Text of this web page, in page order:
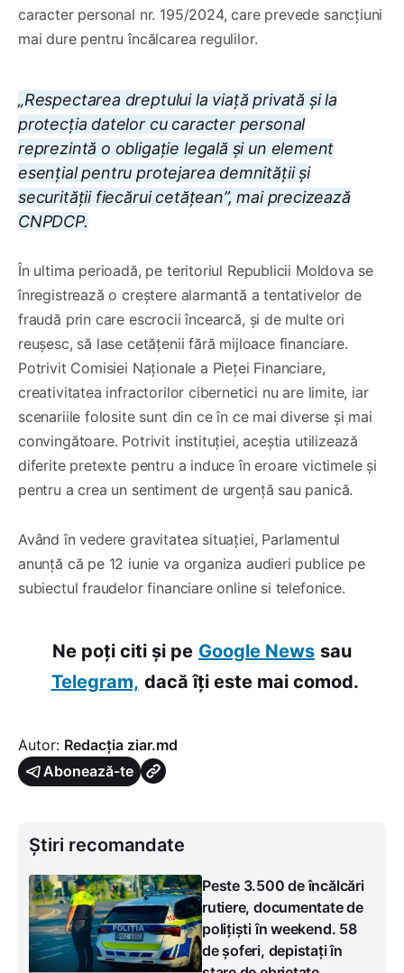
caracter personal nr. 195/2024, care prevede sancțiuni
mai dure pentru încălcarea regulilor.
„Respectarea dreptului la viață privată și la
protecția datelor cu caracter personal
reprezintă o obligație legală și un element
esențial pentru protejarea demnității și
securității fiecărui cetățean”, mai precizează
CNPDCP.
În ultima perioadă, pe teritoriul Republicii Moldova se
înregistrează o creștere alarmantă a tentativelor de
fraudă prin care escrocii încearcă, și de multe ori
reușesc, să lase cetățenii fără mijloace financiare.
Potrivit Comisiei Naționale a Pieței Financiare,
creativitatea infractorilor cibernetici nu are limite, iar
scenariile folosite sunt din ce în ce mai diverse și mai
convingătoare. Potrivit instituției, aceștia utilizează
diferite pretexte pentru a induce în eroare victimele și
pentru a crea un sentiment de urgență sau panică.
Având în vedere gravitatea situației, Parlamentul
anunță că pe 12 iunie va organiza audieri publice pe
subiectul fraudelor financiare online si telefonice.
Ne poți citi și pe Google News sau
Telegram, dacă îți este mai comod.
Autor: Redacția ziar.md
Abonează-te
Știri recomandate
Peste 3.500 de încălcări
rutiere, documentate de
polițiști în weekend. 58
de șoferi, depistați în